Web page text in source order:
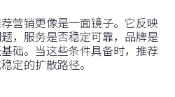
营销更像是一面镜子。它反映
，服务是否稳定可靠，品牌是
础。当这些条件具备时，推荐
定的扩散路径。